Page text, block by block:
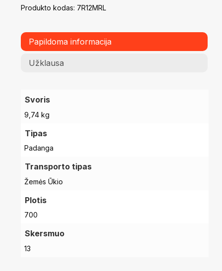
Produkto kodas: 7R12MRL
Papildoma informacija
Užklausa
Svoris
9,74 kg
Tipas
Padanga
Transporto tipas
Žemės Ūkio
Plotis
700
Skersmuo
13